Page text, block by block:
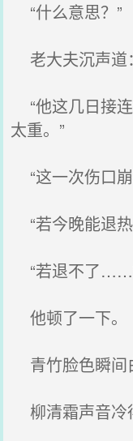
“什么意思？”
老大夫沉声道：
“他这几日接
太重。”
“这一次伤口
“若今晚能退
“若退不了
他顿了一下。
青竹脸色瞬间
柳清霜声音冷